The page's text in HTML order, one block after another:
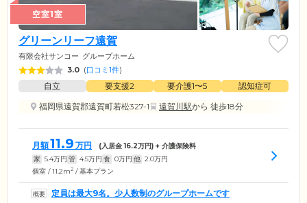
空室1室
グリーンリーフ遠賀
有限会社サンコー グループホーム
3.0 (口コミ1件)
自立 要支援2 要介護1〜5
認知症可
福岡県遠賀郡遠賀町若松327-1
遠賀川駅から 徒歩18分
月額11.9 万円 (入居金16.2万円) + 介護保険料
家 5.4万円 管 4.5万円 食 0万円 他 2.0万円
個室 / 11.2m2 / 基本プラン
定員は最大9名。少人数制のグループホームです